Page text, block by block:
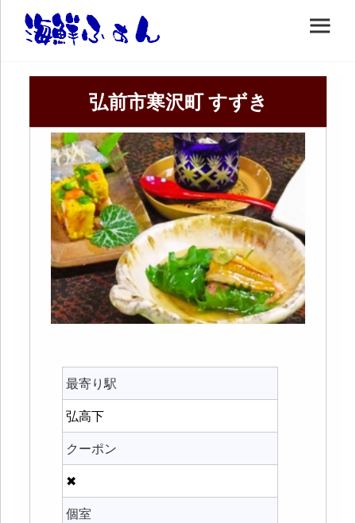
弘前市寒沢町 すずき
最寄り駅
弘高下
クーポン
✖
個室